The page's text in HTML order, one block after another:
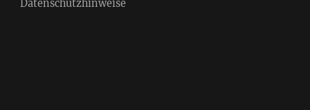
Datenschutzhinweise